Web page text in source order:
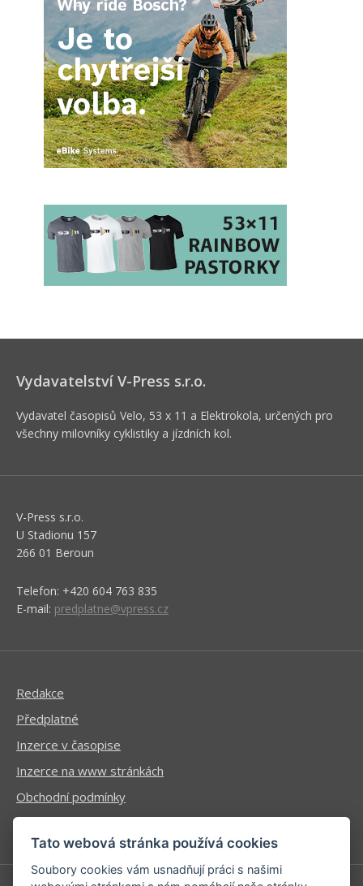
Vydavatelství V-Press s.r.o.
Vydavatel časopisů Velo, 53 x 11 a Elektrokola, určených pro
všechny milovníky cyklistiky a jízdních kol.
V-Press s.r.o.
U Stadionu 157
266 01 Beroun
Telefon: +420 604 763 835
E-mail: predplatne@vpress.cz
Redakce
Předplatné
Inzerce v časopise
Inzerce na www stránkách
Obchodní podmínky
Ochrana osobních údajů
Tato webová stránka používá cookies
Soubory cookies vám usnadňují práci s našimi